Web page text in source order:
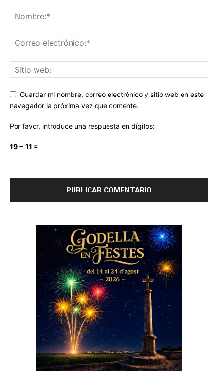
Guardar mi nombre, correo electrónico y sitio web en este
navegador la próxima vez que comente.
Por favor, introduce una respuesta en dígitos:
19 − 11 =